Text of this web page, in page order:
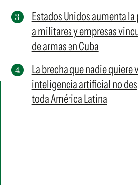
Estados Unidos aumenta
a militares y empresas
de armas en Cuba
La brecha que nadie quiere
inteligencia artificial no
toda América Latina